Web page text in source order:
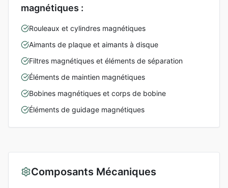
magnétiques :
Rouleaux et cylindres magnétiques
Aimants de plaque et aimants à disque
Filtres magnétiques et éléments de séparation
Éléments de maintien magnétiques
Bobines magnétiques et corps de bobine
Éléments de guidage magnétiques
Composants Mécaniques